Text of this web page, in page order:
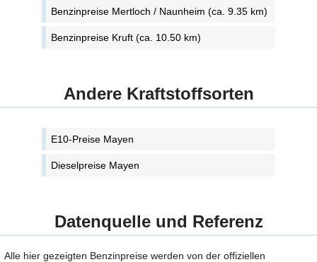
Benzinpreise Mertloch / Naunheim (ca. 9.35 km)
Benzinpreise Kruft (ca. 10.50 km)
Andere Kraftstoffsorten
E10-Preise Mayen
Dieselpreise Mayen
Datenquelle und Referenz
Alle hier gezeigten Benzinpreise werden von der offiziellen